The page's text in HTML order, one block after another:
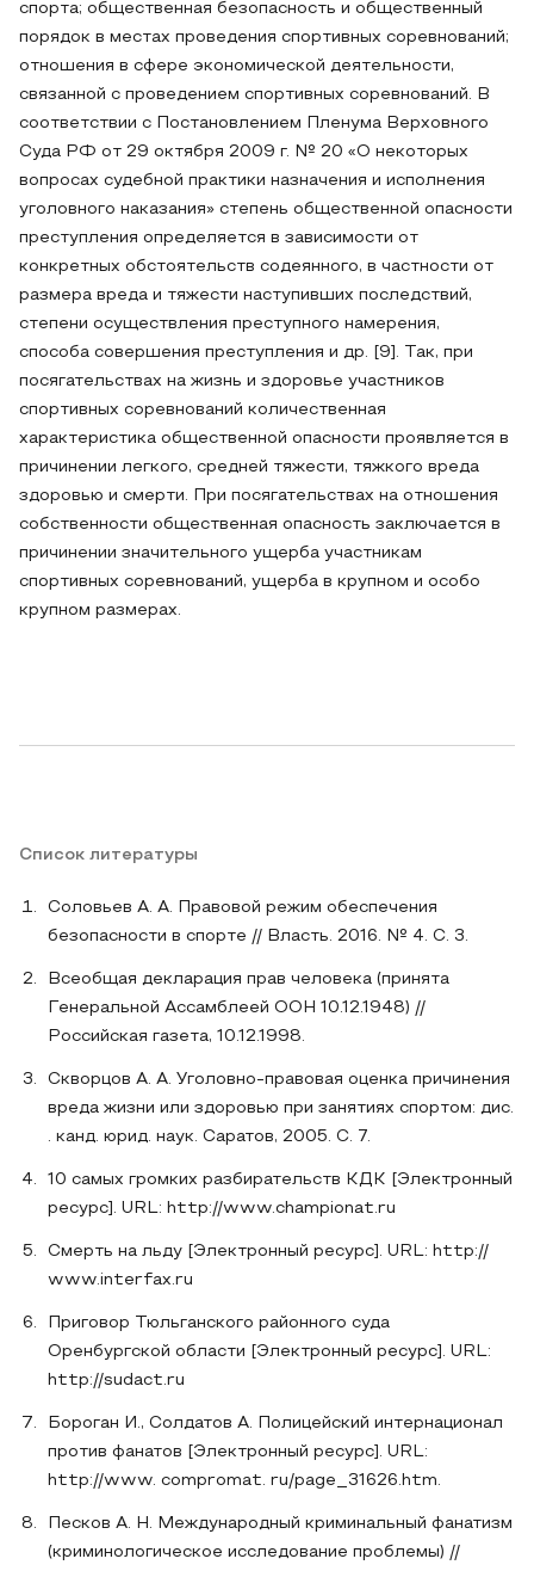
спорта; общественная безопасность и общественный
порядок в местах проведения спортивных соревнований;
отношения в сфере экономической деятельности,
связанной с проведением спортивных соревнований. В
соответствии с Постановлением Пленума Верховного
Суда РФ от 29 октября 2009 г. № 20 «О некоторых
вопросах судебной практики назначения и исполнения
уголовного наказания» степень общественной опасности
преступления определяется в зависимости от
конкретных обстоятельств содеянного, в частности от
размера вреда и тяжести наступивших последствий,
степени осуществления преступного намерения,
способа совершения преступления и др. [9]. Так, при
посягательствах на жизнь и здоровье участников
спортивных соревнований количественная
характеристика общественной опасности проявляется в
причинении легкого, средней тяжести, тяжкого вреда
здоровью и смерти. При посягательствах на отношения
собственности общественная опасность заключается в
причинении значительного ущерба участникам
спортивных соревнований, ущерба в крупном и особо
крупном размерах.
Список литературы
Соловьев А. А. Правовой режим обеспечения
безопасности в спорте // Власть. 2016. № 4. С. 3.
Всеобщая декларация прав человека (принята
Генеральной Ассамблеей ООН 10.12.1948) //
Российская газета, 10.12.1998.
Скворцов А. А. Уголовно-правовая оценка причинения
вреда жизни или здоровью при занятиях спортом: дис.
. канд. юрид. наук. Саратов, 2005. С. 7.
10 самых громких разбирательств КДК [Электронный
ресурс]. URL: http://www.championat.ru
Смерть на льду [Электронный ресурс]. URL: http://
www.interfax.ru
Приговор Тюльганского районного суда
Оренбургской области [Электронный ресурс]. URL:
http://sudact.ru
Бороган И., Солдатов А. Полицейский интернационал
против фанатов [Электронный ресурс]. URL:
http://www. compromat. ru/page_31626.htm.
Песков А. Н. Международный криминальный фанатизм
(криминологическое исследование проблемы) //